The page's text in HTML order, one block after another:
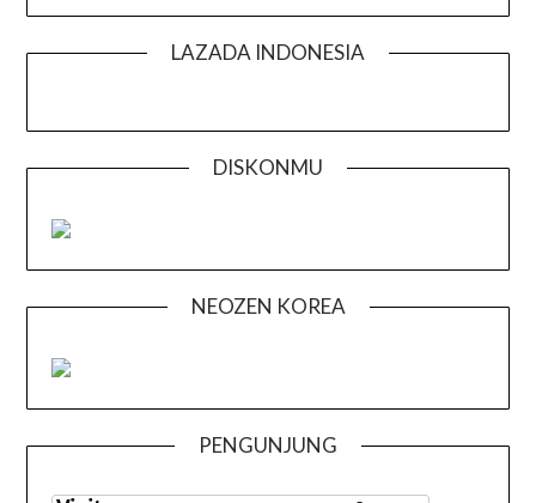
LAZADA INDONESIA
DISKONMU
NEOZEN KOREA
PENGUNJUNG